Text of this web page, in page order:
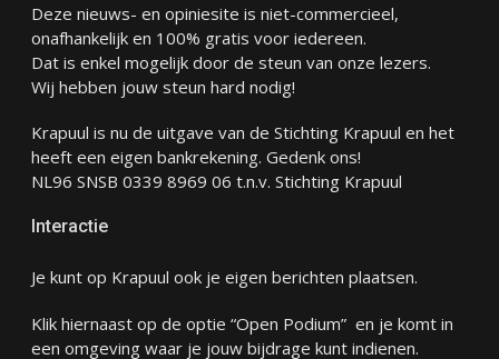
Deze nieuws- en opiniesite is niet-commercieel,
onafhankelijk en 100% gratis voor iedereen.
Dat is enkel mogelijk door de steun van onze lezers.
Wij hebben jouw steun hard nodig!
Krapuul is nu de uitgave van de Stichting Krapuul en het
heeft een eigen bankrekening. Gedenk ons!
NL96 SNSB 0339 8969 06 t.n.v. Stichting Krapuul
Interactie
Je kunt op Krapuul ook je eigen berichten plaatsen.
Klik hiernaast op de optie “Open Podium” en je komt in
een omgeving waar je jouw bijdrage kunt indienen.